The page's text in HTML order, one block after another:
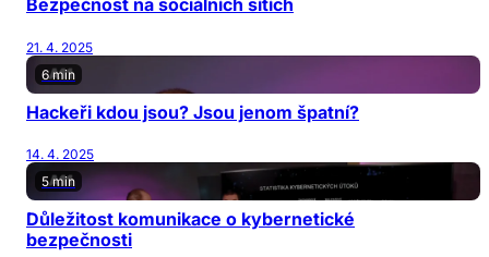
Bezpečnost na sociálních sítích
21. 4. 2025
6 min
Hackeři kdou jsou? Jsou jenom špatní?
14. 4. 2025
5 min
Důležitost komunikace o kybernetické
bezpečnosti